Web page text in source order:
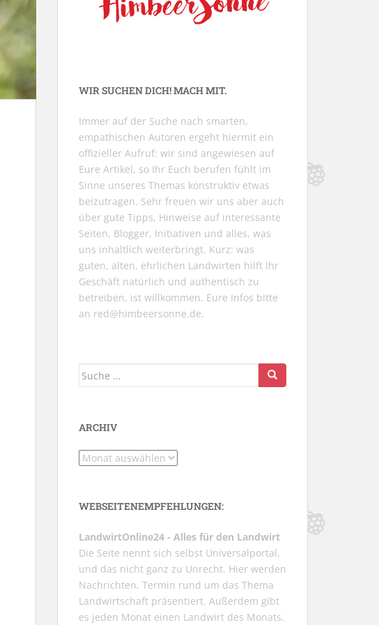
WIR SUCHEN DICH! MACH MIT.
Immer auf der Suche nach smarten,
empathischen Autoren ergeht hiermit ein
offizieller Aufruf: wir sind angewiesen auf
Eure Artikel, so Ihr Euch berufen fühlt im
Sinne unseres Themas konstruktiv etwas
beizutragen. Sehr freuen wir uns aber auch
über gute Tipps, Hinweise auf interessante
Seiten, Blogger, Initiativen und alles, was
uns inhaltlich weiterbringt. Kurz: was
guten, alten, ehrlichen Landwirten hilft Ihr
Geschäft natürlich und authentisch zu
betreiben, ist willkommen. Eure Infos bitte
an red@himbeersonne.de.
Suche
ARCHIV
Archiv
WEBSEITENEMPFEHLUNGEN:
LandwirtOnline24 - Alles für den Landwirt
Die Seite nennt sich selbst Universalportal,
und das nicht ganz zu Unrecht. Hier werden
Nachrichten, Termin rund um das Thema
Landwirtschaft präsentiert. Außerdem gibt
es jeden Monat einen Landwirt des Monats.